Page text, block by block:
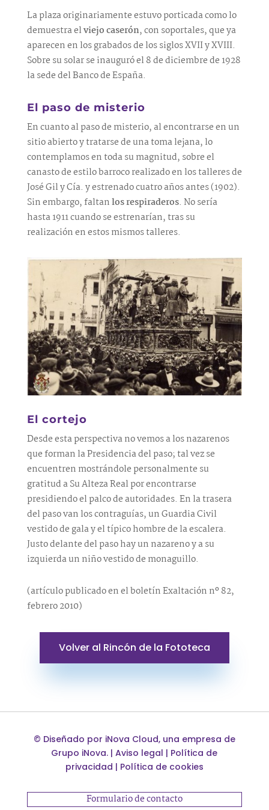
La plaza originariamente estuvo porticada como lo
demuestra elviejo caserón, con soportales, que ya
aparecen en los grabados de los siglos XVII y XVIII.
Sobre su solar se inauguró el 8 de diciembre de 1928
la sede del Banco de España.
El paso de misterio
En cuanto al paso de misterio, al encontrarse en un
sitio abierto y tratarse de una toma lejana, lo
contemplamos en toda su magnitud, sobre el
canasto de estilo barroco realizado en los talleres de
José Gil y Cía. y estrenado cuatro años antes (1902).
Sin embargo, faltanlos respiraderos. No sería
hasta 1911 cuando se estrenarían, tras su
realización en estos mismos talleres.
El cortejo
Desde esta perspectiva no vemos a los nazarenos
que forman la Presidencia del paso; tal vez se
encuentren mostrándole personalmente su
gratitud a Su Alteza Real por encontrarse
presidiendo el palco de autoridades. En la trasera
del paso van los contraguías, un Guardia Civil
vestido de gala y el típico hombre de la escalera.
Justo delante del paso hay un nazareno y a su
izquierda un niño vestido de monaguillo.
(artículo publicado en el boletín Exaltación nº 82,
febrero 2010)
Volver al Rincón de la Fototeca
© Diseñado por iNova Cloud, una empresa de
Grupo iNova. |Aviso legal | Política de
privacidad | Política de cookies
Formulario de contacto